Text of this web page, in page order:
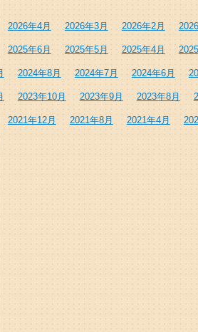
2026年4月 2026年3月 2026年2月
2025年6月 2025年5月 2025年4月
2024年8月 2024年7月 2024年6月
2023年10月 2023年9月 2023年8月
2021年12月 2021年8月 2021年4月